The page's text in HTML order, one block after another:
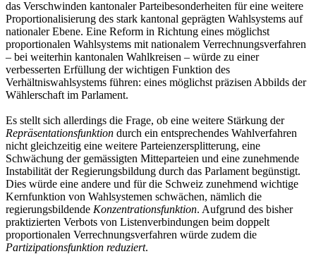
das Verschwinden kantonaler Parteibesonderheiten für eine weitere
Proportionalisierung des stark kantonal geprägten Wahlsystems auf
nationaler Ebene. Eine Reform in Richtung eines möglichst
proportionalen Wahlsystems mit nationalem Verrechnungsverfahren
– bei weiterhin kantonalen Wahlkreisen – würde zu einer
verbesserten Erfüllung der wichtigen Funktion des
Verhältniswahlsystems führen: eines möglichst präzisen Abbilds der
Wählerschaft im Parlament.
Es stellt sich allerdings die Frage, ob eine weitere Stärkung der
Repräsentationsfunktion durch ein entsprechendes Wahlverfahren
nicht gleichzeitig eine weitere Parteienzersplitterung, eine
Schwächung der gemässigten Mitteparteien und eine zunehmende
Instabilität der Regierungsbildung durch das Parlament begünstigt.
Dies würde eine andere und für die Schweiz zunehmend wichtige
Kernfunktion von Wahlsystemen schwächen, nämlich die
regierungsbildende Konzentrationsfunktion. Aufgrund des bisher
praktizierten Verbots von Listenverbindungen beim doppelt
proportionalen Verrechnungsverfahren würde zudem die
Partizipationsfunktion reduziert.